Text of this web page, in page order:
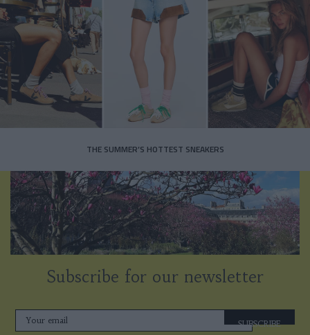
THE SUMMER’S HOTTEST SNEAKERS
Subscribe for our newsletter
SUBSCRIBE